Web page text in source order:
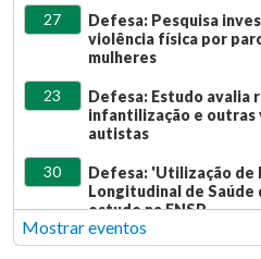
27
Defesa: Pesquisa
violência física por
mulheres
23
Defesa: Estudo avalia
infantilização e outras
autistas
30
Defesa: 'Utilização de
Longitudinal de
estudo na ENSP
28
Defesa: Estudo